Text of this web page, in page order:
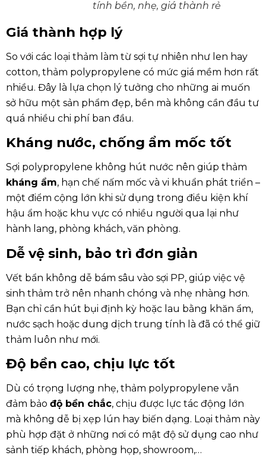
tính bền, nhẹ, giá thành rẻ
Giá thành hợp lý
So với các loại thảm làm từ sợi tự nhiên như len hay
cotton, thảm polypropylene có mức giá mềm hơn rất
nhiều. Đây là lựa chọn lý tưởng cho những ai muốn
sở hữu một sản phẩm đẹp, bền mà không cần đầu tư
quá nhiều chi phí ban đầu.
Kháng nước, chống ẩm mốc tốt
Sợi polypropylene không hút nước nên giúp thảm
kháng ẩm, hạn chế nấm mốc và vi khuẩn phát triển –
một điểm cộng lớn khi sử dụng trong điều kiện khí
hậu ẩm hoặc khu vực có nhiều người qua lại như
hành lang, phòng khách, văn phòng.
Dễ vệ sinh, bảo trì đơn giản
Vết bẩn không dễ bám sâu vào sợi PP, giúp việc vệ
sinh thảm trở nên nhanh chóng và nhẹ nhàng hơn.
Bạn chỉ cần hút bụi định kỳ hoặc lau bằng khăn ẩm,
nước sạch hoặc dung dịch trung tính là đã có thể giữ
thảm luôn như mới.
Độ bền cao, chịu lực tốt
Dù có trọng lượng nhẹ, thảm polypropylene vẫn
đảm bảo độ bền chắc, chịu được lực tác động lớn
mà không dễ bị xẹp lún hay biến dạng. Loại thảm này
phù hợp đặt ở những nơi có mật độ sử dụng cao như
sảnh tiếp khách, phòng họp, showroom,…